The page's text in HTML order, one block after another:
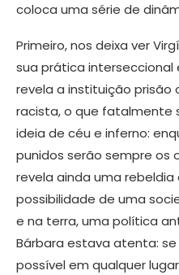
coloca uma série de
Primeiro, nos deixa ver
sua prática interseccional
revela a instituição
racista, o que fatalmente
ideia de céu e inferno:
punidos serão sempre os
revela ainda uma rebeldia
possibilidade de uma
e na terra, uma política
Bárbara estava atenta:
possível em qualquer